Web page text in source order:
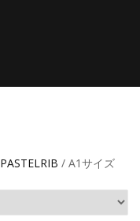
PASTELRIB / A1サイズ